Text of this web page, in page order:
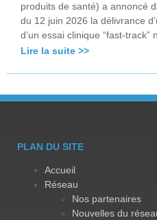
produits de santé) a annoncé
du 12 juin 2026 la délivrance
d’un essai clinique “fast-track”
Lire la suite >>
PLAN DU SITE
Accueil
Réseau
Nos partenaires
Nouvelles du